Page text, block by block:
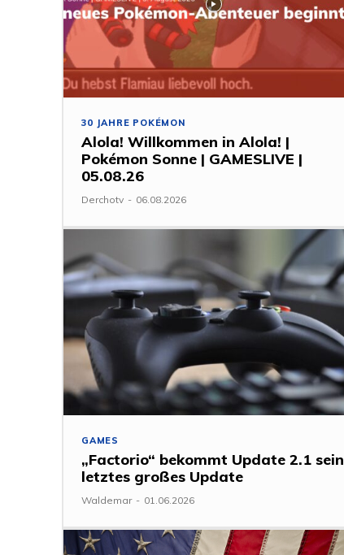
30 JAHRE POKÉMON
Alola! Willkommen in Alola! |
Pokémon Sonne | GAMESLIVE |
05.08.26
Derchotv - 06.08.2026
GAMES
„Factorio“ bekommt Update 2.1 sein
letztes großes Update
Waldemar - 01.06.2026